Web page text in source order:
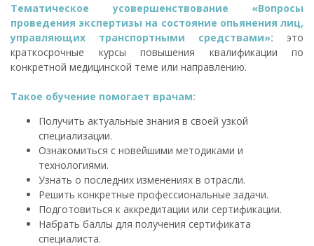
Тематическое усовершенствование «Вопросы
проведения экспертизы на состояние опьянения лиц,
управляющих транспортными средствами»: это
краткосрочные курсы повышения квалификации по
конкретной медицинской теме или направлению.
Такое обучение помогает врачам:
Получить актуальные знания в своей узкой
специализации.
Ознакомиться с новейшими методиками и
технологиями.
Узнать о последних изменениях в отрасли.
Решить конкретные профессиональные задачи.
Подготовиться к аккредитации или сертификации.
Набрать баллы для получения сертификата
специалиста.